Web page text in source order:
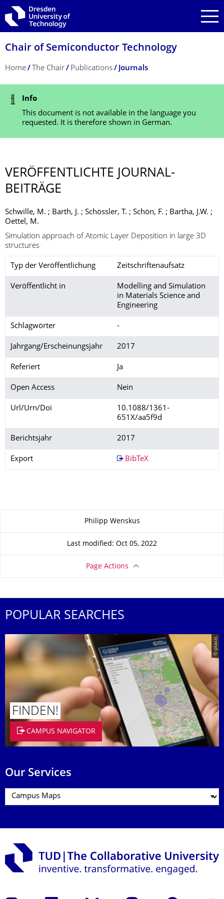
Skip to main navigation
Skip to search
Skip to content
Chair of Semiconductor Technology
Breadcrumb Menu
Home The Chair Publications Journals
Status Message
Info
This document is not available in the language you
requested. It is therefore shown in German.
VERÖFFENTLICHTE JOURNAL-
BEITRÄGE
Schwille, M. ; Barth, J. ; Schössler, T. ; Schön, F. ; Bartha, J.W. ;
Oettel, M.
Simulation approach of Atomic Layer Deposition in large 3D
structures
Typ der Veröffentlichung Zeitschriftenaufsatz
Veröffentlicht in
Modelling and Simulation
in Materials Science and
Engineering
Schlagwörter -
Jahrgang/Erscheinungsjahr 2017
Referiert Ja
Open Access Nein
Url/Urn/Doi
10.1088/1361-
651X/aa5f9d
Berichtsjahr 2017
Export BibTeX
Philipp Wenskus
Last modified: Oct 05, 2022
Page Actions
POPULAR SEARCHES
© placit
FINDEN!
CAMPUS NAVIGATOR
Our Services